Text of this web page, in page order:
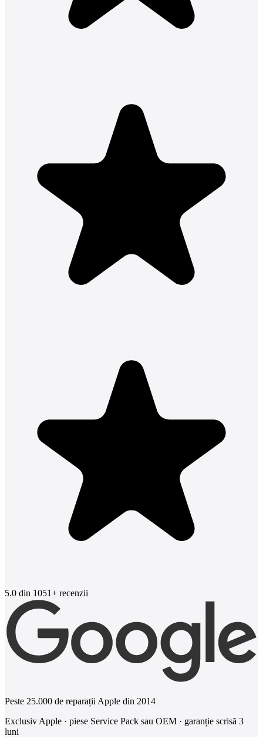
5.0 din 1051+ recenzii
Peste 25.000 de reparații Apple din 2014
Exclusiv Apple · piese Service Pack sau OEM · garanție scrisă 3
luni